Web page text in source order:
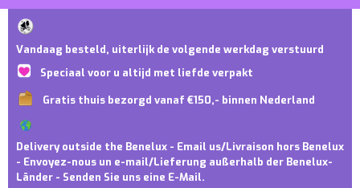
Vandaag besteld, uiterlijk de volgende werkdag verstuurd
Speciaal voor u altijd met liefde verpakt
Gratis thuis bezorgd vanaf €150,- binnen Nederland
Delivery outside the Benelux - Email us/Livraison hors Benelux
- Envoyez-nous un e-mail/Lieferung außerhalb der Benelux-
Länder - Senden Sie uns eine E-Mail.